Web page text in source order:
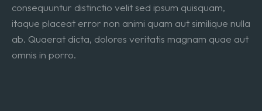
consequuntur distinctio velit sed ipsum quisquam,
itaque placeat error non animi quam aut similique nulla
ab. Quaerat dicta, dolores veritatis magnam quae aut
omnis in porro.